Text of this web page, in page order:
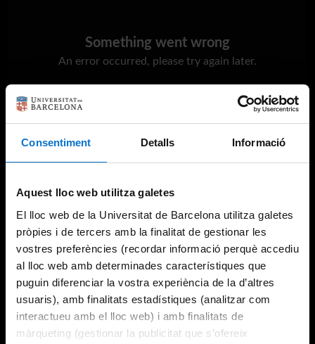
Consentiment Detalls Informació
Aquest lloc web utilitza galetes
El lloc web de la Universitat de Barcelona utilitza galetes
pròpies i de tercers amb la finalitat de gestionar les
vostres preferències (recordar informació perquè accediu
al lloc web amb determinades característiques que
puguin diferenciar la vostra experiència de la d’altres
usuaris), amb finalitats estadístiques (analitzar com
interactueu amb el lloc web) i amb finalitats de
màrqueting (gestionar la publicitat que s’ofereix
Something went wrong
An error occurred, please try again later.
Try again